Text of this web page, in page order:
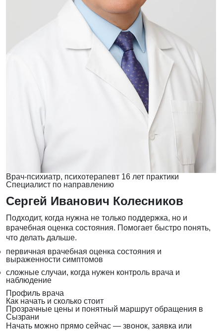
Врач-психиатр, психотерапевт 16 лет практики
Специалист по направлению
Сергей Иванович Колесников
Подходит, когда нужна не только поддержка, но и
врачебная оценка состояния. Помогает быстро понять,
что делать дальше.
первичная врачебная оценка состояния и
выраженности симптомов
сложные случаи, когда нужен контроль врача и
наблюдение
Профиль врача
Как начать и сколько стоит
Прозрачные цены и понятный маршрут обращения в
Сызрани
Начать можно прямо сейчас — звонок, заявка или